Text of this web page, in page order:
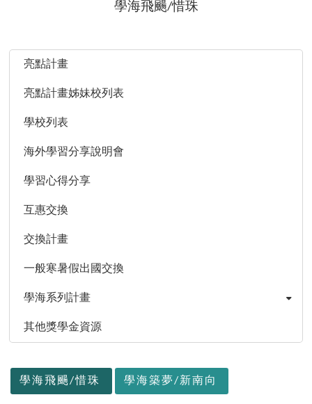
學海飛颺/惜珠
亮點計畫
亮點計畫姊妹校列表
學校列表
海外學習分享說明會
學習心得分享
互惠交換
交換計畫
一般寒暑假出國交換
學海系列計畫
其他獎學金資源
學海飛颺/惜珠 學海築夢/新南向